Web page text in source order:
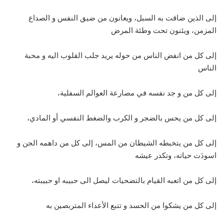
إلى الذين ضاقت به السبل، ويعانون من ضيق النفس و الصداع
المزمن، ويئنون تحت وطئة المرض
إلى كل من انفض الناس من حوله يريد جلب القلوب اليه و محبة
الناس
إلى كل من و جد نفسه في مصارعة العوالم السفلية،
إلى كل من يحس بالضجر و الكرب والضغط النفسي أو المادي،
إلى كل من يتخبطه الشيطان من المس، إلى كل من داهمه الجن و
اسودَت حياته، وتكدر عيشه
إلى كل من اتعبه القيام بالتضحيات ليصل الى حبيبه او حبيبته،
إلى كل من يشكوا من الحسد و تتبع الأعداء المتربصين به